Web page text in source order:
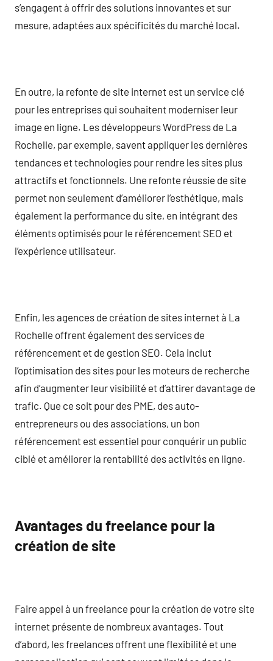
s’engagent à offrir des solutions innovantes et sur
mesure, adaptées aux spécificités du marché local.
En outre, la refonte de site internet est un service clé
pour les entreprises qui souhaitent moderniser leur
image en ligne. Les développeurs WordPress de La
Rochelle, par exemple, savent appliquer les dernières
tendances et technologies pour rendre les sites plus
attractifs et fonctionnels. Une refonte réussie de site
permet non seulement d’améliorer l’esthétique, mais
également la performance du site, en intégrant des
éléments optimisés pour le référencement SEO et
l’expérience utilisateur.
Enfin, les agences de création de sites internet à La
Rochelle offrent également des services de
référencement et de gestion SEO. Cela inclut
l’optimisation des sites pour les moteurs de recherche
afin d’augmenter leur visibilité et d’attirer davantage de
trafic. Que ce soit pour des PME, des auto-
entrepreneurs ou des associations, un bon
référencement est essentiel pour conquérir un public
ciblé et améliorer la rentabilité des activités en ligne.
Avantages du freelance pour la
création de site
Faire appel à un freelance pour la création de votre site
internet présente de nombreux avantages. Tout
d’abord, les freelances offrent une flexibilité et une